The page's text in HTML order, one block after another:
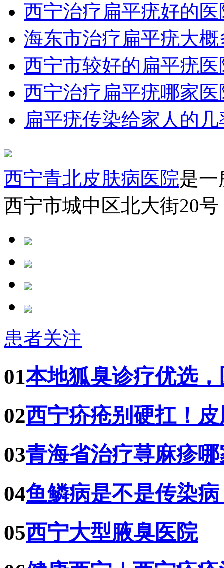
西宁治疗扁平疣好的
海东市治疗扁平疣大
西宁市较好的扁平疣
西宁治疗扁平疣哪家医
扁平疣传染给家人的
西宁青北皮肤病医院是
西宁市城中区北大街20
患者关注
01本地狐臭诊疗优选
02西宁疥疮别硬扛！
03青海省治疗荨麻疹
04鱼鳞病是不是传染
05西宁大型腋臭医院